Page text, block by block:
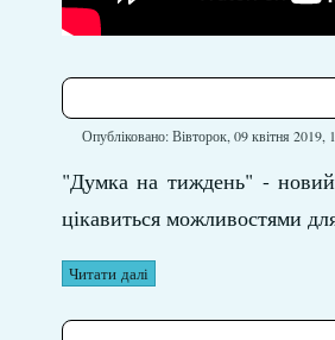
Опубліковано: Вівторок, 09 квітня 2019,
"Думка на тиждень" - новий
цікавиться можливостями
Читати далі